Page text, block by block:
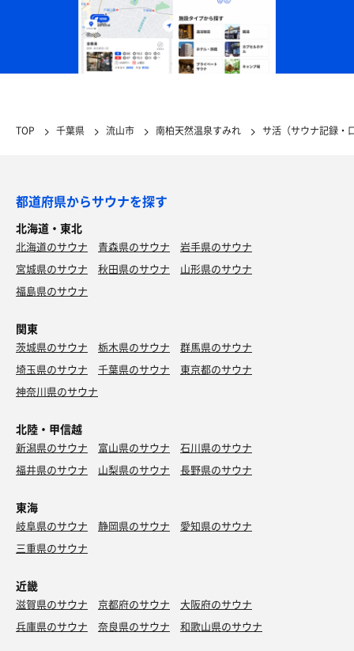
TOP 千葉県 流山市 南柏天然温泉すみれ サ活（サウナ記録・
都道府県からサウナを探す
北海道・東北
北海道のサウナ 青森県のサウナ
岩手県のサウナ
宮城県のサウナ
秋田県のサウナ
山形県のサウナ
福島県のサウナ
関東
茨城県のサウナ 栃木県のサウナ
群馬県のサウナ
埼玉県のサウナ
千葉県のサウナ
東京都のサウナ
神奈川県のサウナ
北陸・甲信越
新潟県のサウナ 富山県のサウナ
石川県のサウナ
福井県のサウナ
山梨県のサウナ 長野県のサウナ
東海
岐阜県のサウナ 静岡県のサウナ
愛知県のサウナ
三重県のサウナ
近畿
滋賀県のサウナ 京都府のサウナ
大阪府のサウナ
兵庫県のサウナ
奈良県のサウナ 和歌山県のサウナ